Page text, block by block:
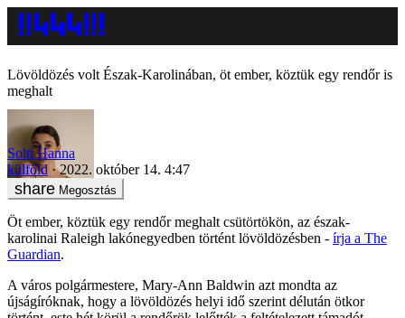
Lövöldözés volt Észak-Karolinában, öt ember, köztük egy rendőr is
meghalt
Solti Hanna
külföld
2022. október 14. 4:47
Megosztás
Öt ember, köztük egy rendőr meghalt csütörtökön, az észak-
karolinai Raleigh lakónegyedben történt lövöldözésben - írja a The
Guardian.
A város polgármestere, Mary-Ann Baldwin azt mondta az
újságíróknak, hogy a lövöldözés helyi idő szerint délután ötkor